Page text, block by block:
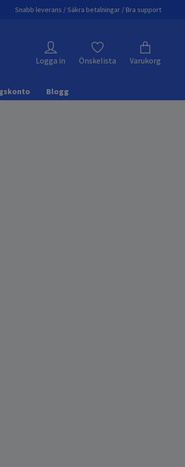
Snabb leverans / Säkra betalningar / Bra support
Logga in Önskelista Varukorg
Blogg